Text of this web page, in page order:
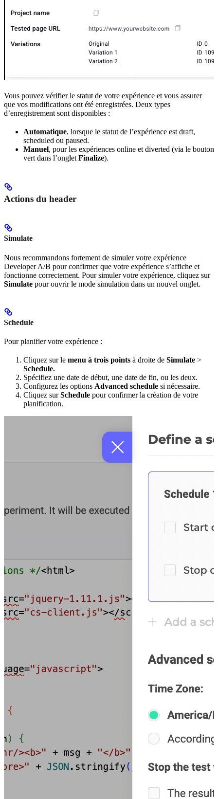
Vous pouvez vérifier le statut de votre expérience et vous assurer
que vos modifications ont été enregistrées. Deux types
d’enregistrement sont disponibles :
Automatique, lorsque le statut de l’expérience est draft,
scheduled ou paused.
Manuel, pour les expériences online et diverted (via le bouton
vert dans l’onglet Finalize).
Actions du header
Simulate
Nous recommandons fortement de simuler votre expérience
Developer A/B pour confirmer que votre expérience s’affiche et
fonctionne correctement. Pour simuler votre expérience, cliquez sur
Simulate pour ouvrir le mode simulation dans un nouvel onglet.
Schedule
Pour planifier votre expérience :
Cliquez sur le menu à trois points à droite de Simulate >
Schedule.
Spécifiez une date de début, une date de fin, ou les deux.
Configurez les options Advanced schedule si nécessaire.
Cliquez surSchedule pour confirmer la création de votre
planification.